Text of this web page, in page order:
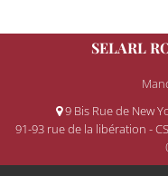
SELARL
9 Bis Rue de New
91-93 rue de la libération -